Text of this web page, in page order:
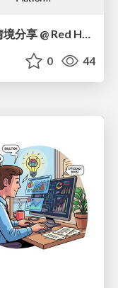
Event Driven Ansible (EDA) 使用情境分享 @ Red Hat Ansible User Club 線上交流會
0 44